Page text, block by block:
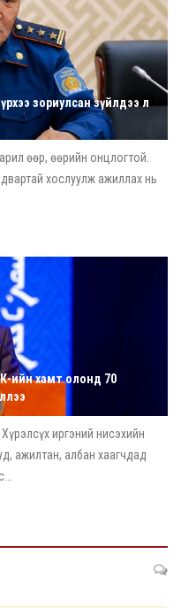
зориулсан зүйлдээ л
өөр, өөрийн онцлогтой.
хослуулж ажиллах нь
ийн хамт олонд 70
иргэний нисэхийн
ажилтан, албан хаагчдад